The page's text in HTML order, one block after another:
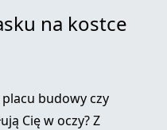
na kostce
budowy czy
Cię w oczy? Z